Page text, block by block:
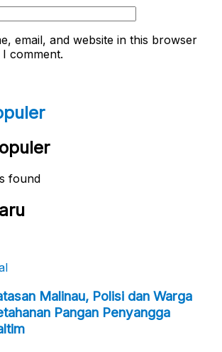
email, and website in this browser
comment.
found
Malinau, Polisi dan Warga
Pangan Penyangga